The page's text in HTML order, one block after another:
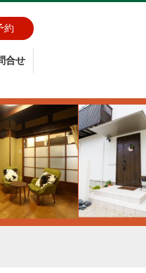
約
合せ